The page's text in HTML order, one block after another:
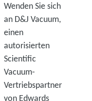
Wenden Sie sich
an D&J Vacuum,
einen
autorisierten
Scientific
Vacuum-
Vertriebspartner
von Edwards